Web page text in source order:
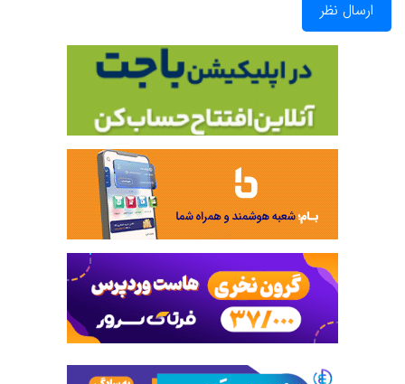
ارسال نظر